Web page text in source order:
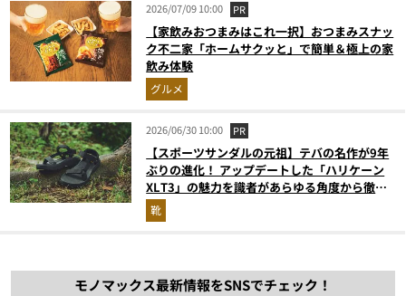
2026/07/09 10:00 PR
【家飲みおつまみはこれ一択】おつまみスナッ
ク不二家「ホームサクッと」で簡単＆極上の家
飲み体験
グルメ
2026/06/30 10:00 PR
【スポーツサンダルの元祖】テバの名作が9年
ぶりの進化！ アップデートした「ハリケーン
XLT3」の魅力を識者があらゆる角度から徹底
解説！
靴
モノマックス最新情報をSNSでチェック！